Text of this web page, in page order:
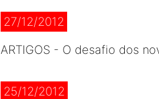
27/12/2012
ARTIGOS - O desafio dos
25/12/2012